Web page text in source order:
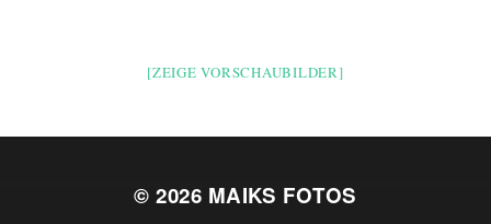
[ZEIGE VORSCHAUBILDER]
© 2026 MAIKS FOTOS